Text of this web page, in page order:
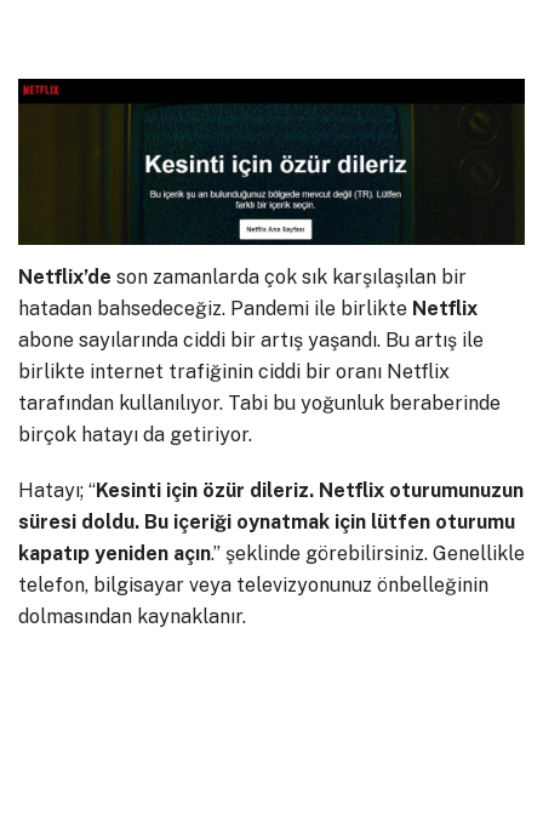
Netflix’de son zamanlarda çok sık karşılaşılan bir
hatadan bahsedeceğiz. Pandemi ile birlikte Netflix
abone sayılarında ciddi bir artış yaşandı. Bu artış ile
birlikte internet trafiğinin ciddi bir oranı Netflix
tarafından kullanılıyor. Tabi bu yoğunluk beraberinde
birçok hatayı da getiriyor.
Hatayı; “Kesinti için özür dileriz. Netflix oturumunuzun
süresi doldu. Bu içeriği oynatmak için lütfen oturumu
kapatıp yeniden açın.” şeklinde görebilirsiniz. Genellikle
telefon, bilgisayar veya televizyonunuz önbelleğinin
dolmasından kaynaklanır.